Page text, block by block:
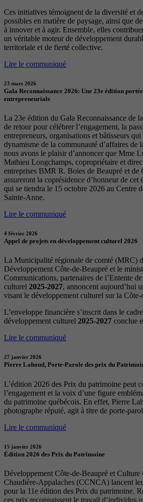
Ces initiatives témoignent de la diversité et
possibles en matière de paysage, ainsi que
à innover et à agir. Ensemble, elles
un véritable moteur de développement
territoriale et de fierté collective.
Lire le communiqué
23 mars 2026
Gala Reconnaissance 2026: Une 23e édition
entrepreneuriale
La 23e édition du Gala Reconnaissance de
de retour pour célébrer l’engagement, la
entrepreneurs, organisations et bâtisseurs
dynamisme de la communauté d’affaires de
nous avons le plaisir d’annoncer que Mme
Mathieu Longchamps, copropriétaire et
entreprises BMR R. Boies de Beaupré et de
assureront la coprésidence d’honneur de cet
qui se tiendra le 15 octobre 2026 au Centre
Sainte-Anne.
Lire le communiqué
4 février 2026
Appel de projets en développement culturel 2026
La Municipalité régionale de comté (MRC)
Développement Côte-de-Beaupré et le
Communications, partenaires de l’Entente
culturel 2025-2027, annoncent aujourd’hui
visant le développement culturel sur la Côte-
L’enveloppe financière s’inscrit dans le
développement culturel 2025-2027 conclue
Lire le communiqué
27 janvier 2026
Pierre Lahoud, Porte-Parole des prix du
L’édition 2026 des Prix du patrimoine peut
l’engagement et la voix d’une figure
du patrimoine québécois. En effet, Pierre
photographe réputé, agit à titre de porte-
Lire le communiqué
15 janvier 2026
Édition 2026 des Prix du Patrimoine
Développement Côte-de-Beaupré et
Chaudière-Appalaches (CCNCA) lancent
pour la 11e édition des Prix du patrimoine.
ces prix reconnaissent le travail d’individus